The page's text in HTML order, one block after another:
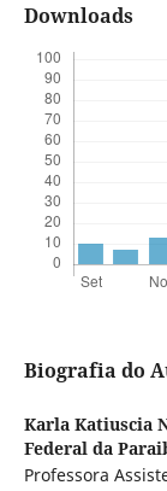
Downloads
Biografia do
Karla Katiuscia
Federal da
Professora